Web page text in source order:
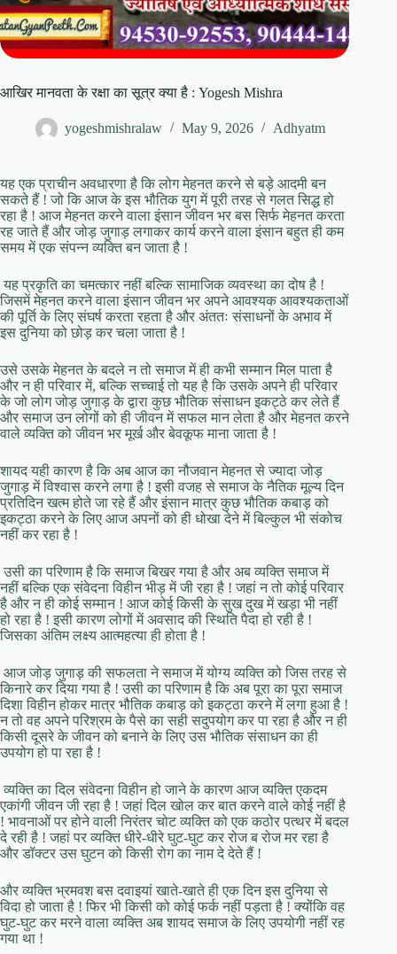
आखिर मानवता के रक्षा का सूत्र क्या है : Yogesh Mishra
yogeshmishralaw May 9, 2026 Adhyatm
यह एक प्राचीन अवधारणा है कि लोग मेहनत करने से बड़े आदमी बन
सकते हैं ! जो कि आज के इस भौतिक युग में पूरी तरह से गलत सिद्ध हो
रहा है ! आज मेहनत करने वाला इंसान जीवन भर बस सिर्फ मेहनत करता
रह जाते हैं और जोड़ जुगाड़ लगाकर कार्य करने वाला इंसान बहुत ही कम
समय में एक संपन्न व्यक्ति बन जाता है !
यह प्रकृति का चमत्कार नहीं बल्कि सामाजिक व्यवस्था का दोष है !
जिसमें मेहनत करने वाला इंसान जीवन भर अपने आवश्यक आवश्यकताओं
की पूर्ति के लिए संघर्ष करता रहता है और अंततः संसाधनों के अभाव में
इस दुनिया को छोड़ कर चला जाता है !
उसे उसके मेहनत के बदले न तो समाज में ही कभी सम्मान मिल पाता है
और न ही परिवार में, बल्कि सच्चाई तो यह है कि उसके अपने ही परिवार
के जो लोग जोड़ जुगाड़ के द्वारा कुछ भौतिक संसाधन इकट्ठे कर लेते हैं
और समाज उन लोगों को ही जीवन में सफल मान लेता है और मेहनत करने
वाले व्यक्ति को जीवन भर मूर्ख और बेवकूफ माना जाता है !
शायद यही कारण है कि अब आज का नौजवान मेहनत से ज्यादा जोड़
जुगाड़ में विश्वास करने लगा है ! इसी वजह से समाज के नैतिक मूल्य दिन
प्रतिदिन खत्म होते जा रहे हैं और इंसान मात्र कुछ भौतिक कबाड़ को
इकट्ठा करने के लिए आज अपनों को ही धोखा देने में बिल्कुल भी संकोच
नहीं कर रहा है !
उसी का परिणाम है कि समाज बिखर गया है और अब व्यक्ति समाज में
नहीं बल्कि एक संवेदना विहीन भीड़ में जी रहा है ! जहां न तो कोई परिवार
है और न ही कोई सम्मान ! आज कोई किसी के सुख दुख में खड़ा भी नहीं
हो रहा है ! इसी कारण लोगों में अवसाद की स्थिति पैदा हो रही है !
जिसका अंतिम लक्ष्य आत्महत्या ही होता है !
आज जोड़ जुगाड़ की सफलता ने समाज में योग्य व्यक्ति को जिस तरह से
किनारे कर दिया गया है ! उसी का परिणाम है कि अब पूरा का पूरा समाज
दिशा विहीन होकर मात्र भौतिक कबाड़ को इकट्ठा करने में लगा हुआ है !
न तो वह अपने परिश्रम के पैसे का सही सदुपयोग कर पा रहा है और न ही
किसी दूसरे के जीवन को बनाने के लिए उस भौतिक संसाधन का ही
उपयोग हो पा रहा है !
व्यक्ति का दिल संवेदना विहीन हो जाने के कारण आज व्यक्ति एकदम
एकांगी जीवन जी रहा है ! जहां दिल खोल कर बात करने वाले कोई नहीं है
! भावनाओं पर होने वाली निरंतर चोट व्यक्ति को एक कठोर पत्थर में बदल
दे रही है ! जहां पर व्यक्ति धीरे-धीरे घुट-घुट कर रोज ब रोज मर रहा है
और डॉक्टर उस घुटन को किसी रोग का नाम दे देते हैं !
और व्यक्ति भ्रमवश बस दवाइयां खाते-खाते ही एक दिन इस दुनिया से
विदा हो जाता है ! फिर भी किसी को कोई फर्क नहीं पड़ता है ! क्योंकि वह
घुट-घुट कर मरने वाला व्यक्ति अब शायद समाज के लिए उपयोगी नहीं रह
गया था !